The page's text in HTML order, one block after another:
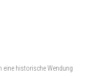
eine historische Wendung